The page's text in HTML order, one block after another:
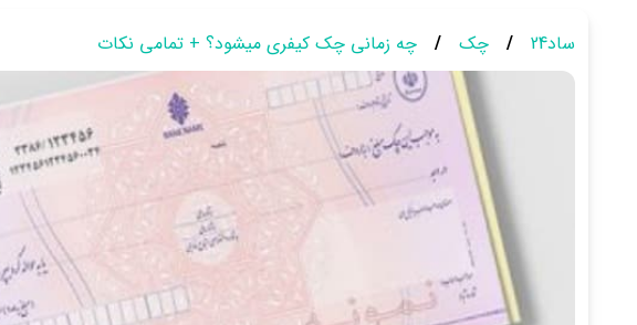
ساد24 / چک / چه زمانی چک کیفری میشود؟ + تمامی نکات